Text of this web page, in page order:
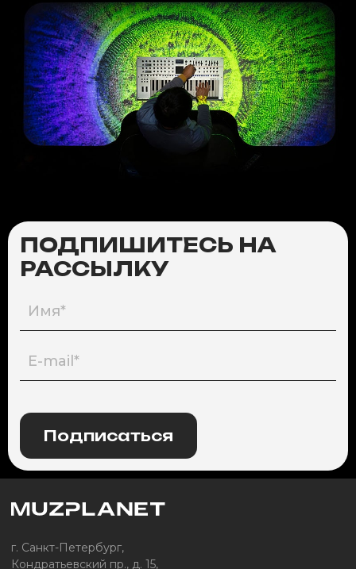
ПОДПИШИТЕСЬ НА
РАССЫЛКУ
Подписаться
г. Санкт-Петербург,
Кондратьевский пр., д. 15,